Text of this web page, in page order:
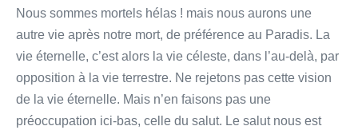
Nous sommes mortels hélas ! mais nous aurons une
autre vie après notre mort, de préférence au Paradis. La
vie éternelle, c’est alors la vie céleste, dans l’au-delà, par
opposition à la vie terrestre. Ne rejetons pas cette vision
de la vie éternelle. Mais n’en faisons pas une
préoccupation ici-bas, celle du salut. Le salut nous est